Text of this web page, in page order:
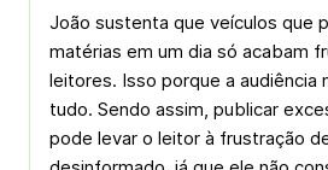
João sustenta que veículos que
matérias em um dia só acabam
leitores. Isso porque a audiência
tudo. Sendo assim, publicar
pode levar o leitor à frustração